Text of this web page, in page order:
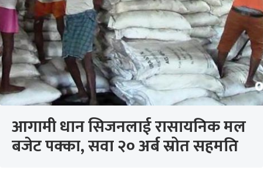
आगामी धान सिजनलाई रासायनिक मल
बजेट पक्का, सवा २० अर्ब स्रोत सहमति